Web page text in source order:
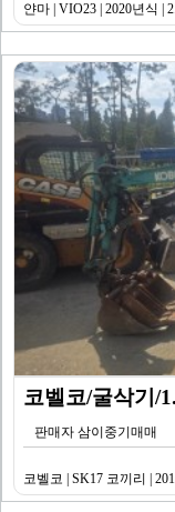
얀마 | VIO23 | 2020년식 |
판매자 삼이중기매매
코벨코 | SK17 코끼리 |